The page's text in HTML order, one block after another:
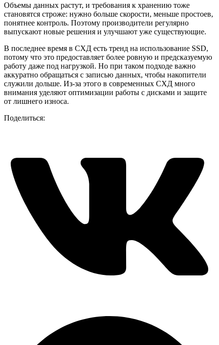
Объемы данных растут, и требования к хранению тоже
становятся строже: нужно больше скорости, меньше простоев,
понятнее контроль. Поэтому производители регулярно
выпускают новые решения и улучшают уже существующие.
В последнее время в СХД есть тренд на использование SSD,
потому что это предоставляет более ровную и предсказуемую
работу даже под нагрузкой. Но при таком подходе важно
аккуратно обращаться с записью данных, чтобы накопители
служили дольше. Из-за этого в современных СХД много
внимания уделяют оптимизации работы с дисками и защите
от лишнего износа.
Поделиться: